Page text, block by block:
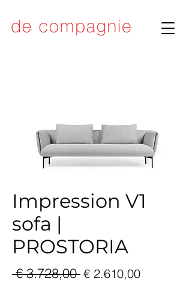
Impression V1
sofa |
PROSTORIA
€ 3.728,00 Normale
€ 2.610,00